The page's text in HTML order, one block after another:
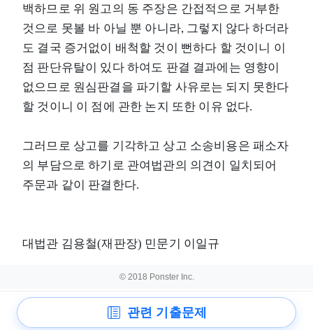
백하므로 위 원고의 동 주장은 간접적으로 거부한
것으로 못볼 바 아닐 뿐 아니라, 그렇지 않다 하더라
도 결국 증거없이 배척할 것이 뻔하다 할 것이니 이
점 판단유탈이 있다 하여도 판결 결과에는 영향이
없으므로 원심판결을 파기할 사유로는 되지 못한다
할 것이니 이 점에 관한 논지 또한 이유 없다.
그러므로 상고를 기각하고 상고 소송비용은 패소자
의 부담으로 하기로 관여법관의 의견이 일치되어
주문과 같이 판결한다.
대법관 김용철(재판장) 민문기 이일규
© 2018 Ponster Inc.
관련 기출문제